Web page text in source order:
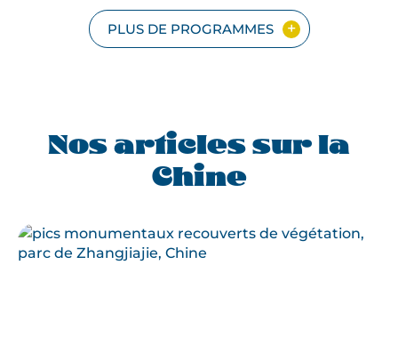
CHINE
ET
HONG
PLUS DE PROGRAMMES
Nos articles sur la
Chine